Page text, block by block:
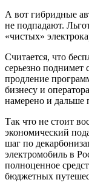
А вот гибридные
не подпадают.
«чистых»
Считается, что
серьезно поднимет
продление
бизнесу и
намерено и дальше
Так что не стоит
экономический
шаг по
электромобиль в
полноценное
бюджетных